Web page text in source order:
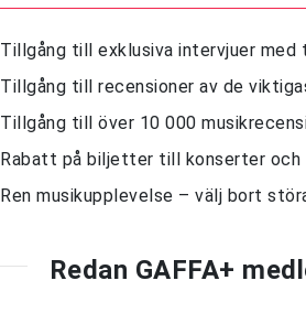
Tillgång till exklusiva intervjuer med
Tillgång till recensioner av de
Tillgång till över 10 000
Rabatt på biljetter till konserter
Ren musikupplevelse – välj bort
Redan GAFFA+